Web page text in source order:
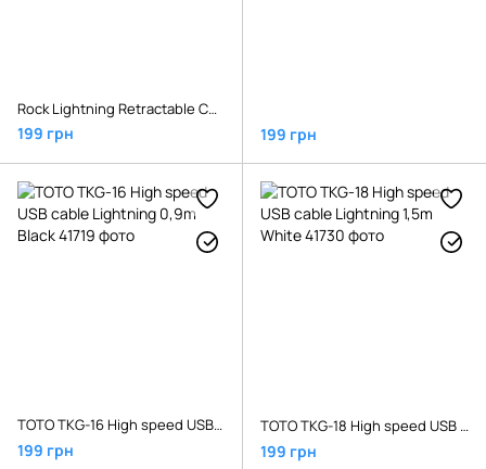
Rock Lightning Retractable Charge & Sync Cable 0,8M Yellow
199 грн 199 грн
TOTO TKG-16 High speed USB cable Lightning 0,9m Black
199 грн
TOTO TKG-18 High speed USB cable Lightning 1,5m White
199 грн